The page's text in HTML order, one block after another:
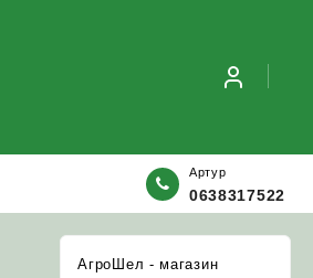
Артур
0638317522
АгроШел - магазин